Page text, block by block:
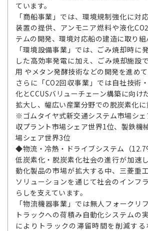
ています。
「商船事業」では、環境規制強化に対
装置の提供、アンモニア燃料や液化
テムの開発、環境対応船の建造に取り組
「環境設備事業」では、ごみ焼却時に
した高効率発電に加え、ごみ焼却施設
用 やメタン発酵技術などの開発を進めて
さらに「CO2回収事業」では自社技術
化とCCUSバリューチェーン構築に向け
拡大し、幅広い産業分野での脱炭素化に
※ゴムタイヤ式新交通システム市場シェ
収プラント市場シェア世界1位、製鉄機
場シェア世界3位
◆物流・冷熱・ドライブシステム（
低炭素化・脱炭素化社会の進行が加速
動化製品の市場が拡大する中、三菱重
ソリューションを通じて社会のインフ
らしを支えています。
「物流機器事業」では無人フォークリ
トラックへの荷積み自動化システムの
によりトラックの滞留時間を削減す